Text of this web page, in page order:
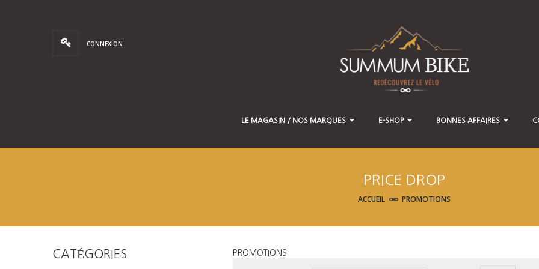
CONNEXION
LE MAGASIN / NOS MARQUES E-SHOP BONNES AFFAIRES
PRICE DROP
ACCUEIL PROMOTIONS
CATÉGORIES PROMOTIONS